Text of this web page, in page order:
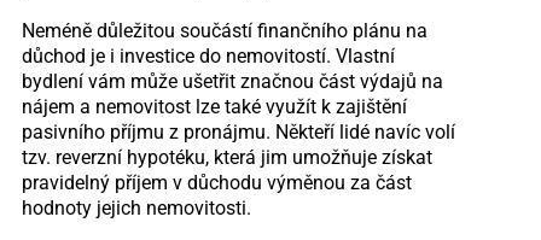
Neméně důležitou součástí finančního plánu na
důchod je i investice do nemovitostí. Vlastní
bydlení vám může ušetřit značnou část výdajů na
nájem a nemovitost lze také využít k zajištění
pasivního příjmu z pronájmu. Někteří lidé navíc volí
tzv. reverzní hypotéku, která jim umožňuje získat
pravidelný příjem v důchodu výměnou za část
hodnoty jejich nemovitosti.